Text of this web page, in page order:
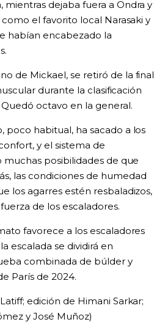
mientras dejaba fuera a Ondra y
el favorito local Narasaki y
habían encabezado la
de Mickael, se retiró de la final
durante la clasificación
octavo en la general.
poco habitual, ha sacado a los
y el sistema de
muchas posibilidades de que
las condiciones de humedad
los agarres estén resbaladizos,
de los escaladores.
favorece a los escaladores
escalada se dividirá en
combinada de búlder y
París de 2024.
edición de Himani Sarkar;
y José Muñoz)